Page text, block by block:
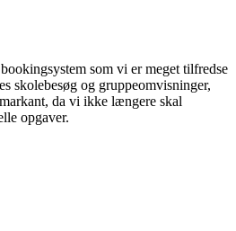
som vi er meget tilfredse
skolebesøg og gruppeomvisninger,
da vi ikke længere skal
opgaver.